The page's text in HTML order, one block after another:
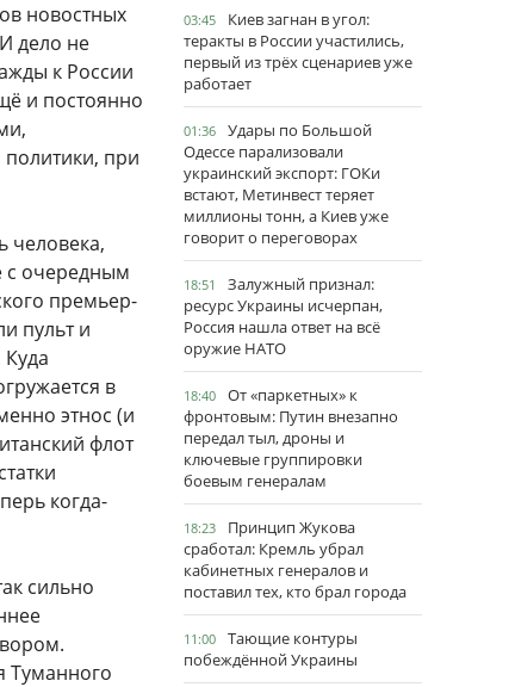
новостных
дело не
к России
и постоянно
при
человека,
с очередным
премьер-
пульт и
в
этнос (и
флот
когда-
сильно
Туманного
03:45
Киев загнан в угол:
теракты в России участились,
первый из трёх сценариев уже
работает
01:36
Удары по Большой
Одессе парализовали
украинский экспорт: ГОКи
встают, Метинвест теряет
миллионы тонн, а Киев уже
говорит о переговорах
18:51
Залужный признал:
ресурс Украины исчерпан,
Россия нашла ответ на всё
оружие НАТО
18:40
От «паркетных» к
фронтовым: Путин внезапно
передал тыл, дроны и
ключевые группировки
боевым генералам
18:23
Принцип Жукова
сработал: Кремль убрал
кабинетных генералов и
поставил тех, кто брал города
11:00
Тающие контуры
побеждённой Украины